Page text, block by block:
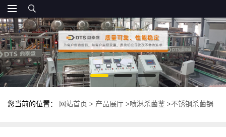
您当前的位置： 网站首页 > 产品展厅 >喷淋杀菌釜 >不锈钢杀菌锅